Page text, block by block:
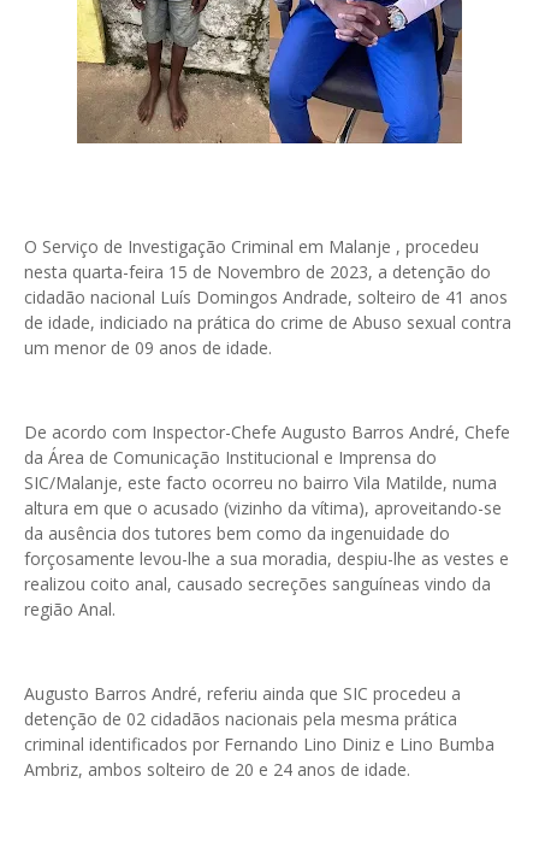
O Serviço de Investigação Criminal em Malanje , procedeu
nesta quarta-feira 15 de Novembro de 2023, a detenção do
cidadão nacional Luís Domingos Andrade, solteiro de 41 anos
de idade, indiciado na prática do crime de Abuso sexual contra
um menor de 09 anos de idade.
De acordo com Inspector-Chefe Augusto Barros André, Chefe
da Área de Comunicação Institucional e Imprensa do
SIC/Malanje, este facto ocorreu no bairro Vila Matilde, numa
altura em que o acusado (vizinho da vítima), aproveitando-se
da ausência dos tutores bem como da ingenuidade do
forçosamente levou-lhe a sua moradia, despiu-lhe as vestes e
realizou coito anal, causado secreções sanguíneas vindo da
região Anal.
Augusto Barros André, referiu ainda que SIC procedeu a
detenção de 02 cidadãos nacionais pela mesma prática
criminal identificados por Fernando Lino Diniz e Lino Bumba
Ambriz, ambos solteiro de 20 e 24 anos de idade.